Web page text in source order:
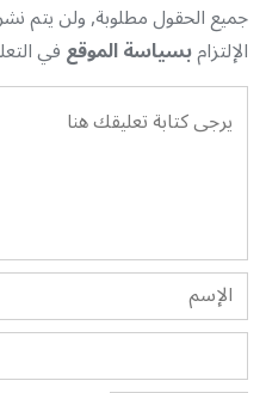
جميع الحقول مطلوبة, ولن يتم
الإلتزامبسياسة الموقعفي